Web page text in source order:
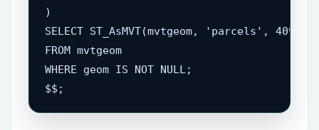
)
SELECT ST_AsMVT(mvtgeom, 'parcels',
FROM mvtgeom
WHERE geom IS NOT NULL;
$$;